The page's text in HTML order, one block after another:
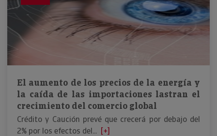
El aumento de los precios de la energía y
la caída de las importaciones lastran el
crecimiento del comercio global
Crédito y Caución prevé que crecerá por debajo del
2% por los efectos del... [+]